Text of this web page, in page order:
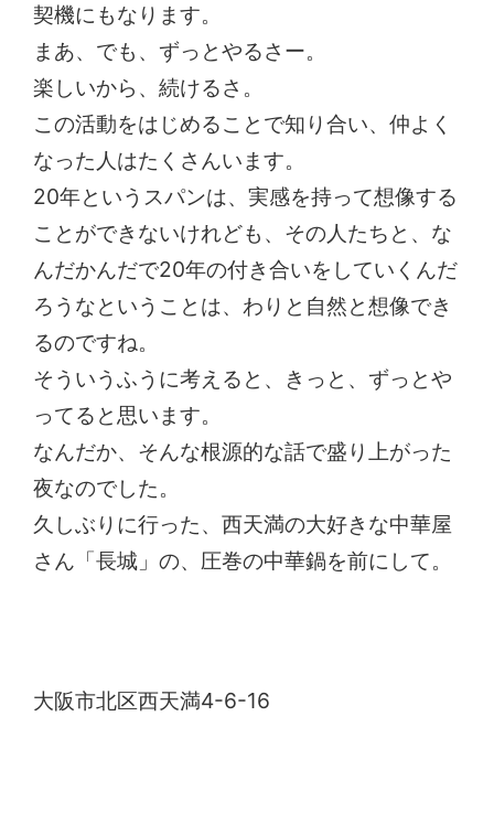
契機にもなります。
まあ、でも、ずっとやるさー。
楽しいから、続けるさ。
この活動をはじめることで知り合い、仲よく
なった人はたくさんいます。
20年というスパンは、実感を持って想像する
ことができないけれども、その人たちと、な
んだかんだで20年の付き合いをしていくんだ
ろうなということは、わりと自然と想像でき
るのですね。
そういうふうに考えると、きっと、ずっとや
ってると思います。
なんだか、そんな根源的な話で盛り上がった
夜なのでした。
久しぶりに行った、西天満の大好きな中華屋
さん「長城」の、圧巻の中華鍋を前にして。
大阪市北区西天満4-6-16